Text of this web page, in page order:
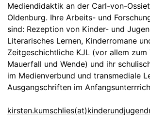
Mediendidaktik an der Carl-von-
Oldenburg. Ihre Arbeits- und
sind: Rezeption von Kinder- und
Literarisches Lernen, Kinderromane
Zeitgeschichtliche KJL (vor allem zum
Mauerfall und Wende) und ihr
im Medienverbund und transmediale
Ausgangschriften im